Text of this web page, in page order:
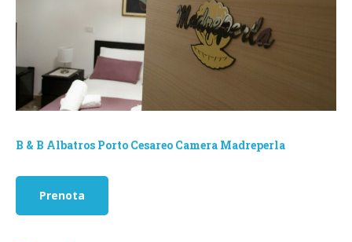
B & B Albatros Porto Cesareo Camera Madreperla
Prenota